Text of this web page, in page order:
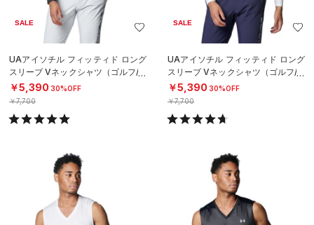
SALE
UAアイソチル フィッティド ロング
スリーブ Vネックシャツ（ゴルフ/M
EN）
￥5,390 30%OFF
￥7,700
SALE
UAアイソチル フィッティド ロング
スリーブ Vネックシャツ（ゴルフ/M
EN）
￥5,390 30%OFF
￥7,700